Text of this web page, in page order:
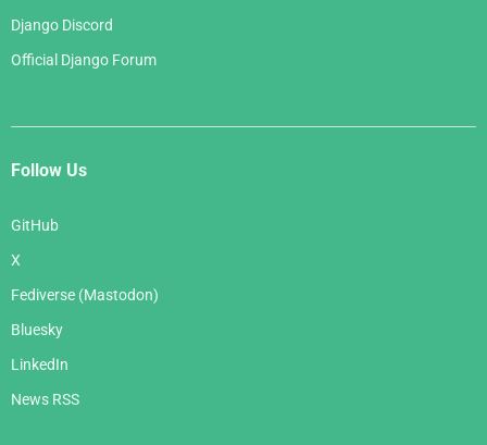
Django Discord
Official Django Forum
Follow Us
GitHub
X
Fediverse (Mastodon)
Bluesky
LinkedIn
News RSS